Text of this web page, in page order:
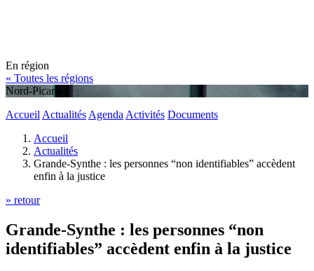
En région
« Toutes les régions
Nord-Picardie
Accueil Actualités Agenda Activités Documents
Accueil
Actualités
Grande-Synthe : les personnes “non identifiables” accèdent
enfin à la justice
» retour
Grande-Synthe : les personnes “non
identifiables” accèdent enfin à la justice